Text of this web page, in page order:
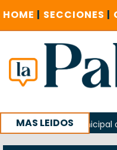
HOME | SECCIONES |
MAS LEIDOS
municipal de Viedma
de baños de la